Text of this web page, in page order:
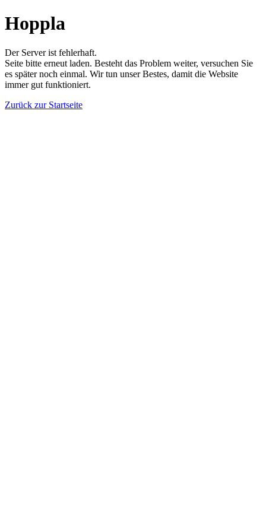
Hoppla
Der Server ist fehlerhaft.
Seite bitte erneut laden. Besteht das Problem weiter, versuchen Sie
es später noch einmal. Wir tun unser Bestes, damit die Website
immer gut funktioniert.
Zurück zur Startseite